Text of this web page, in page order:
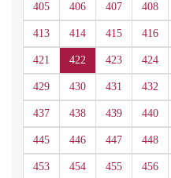
405 406 407 408
413 414 415 416
421 422 423 424
429 430 431 432
437 438 439 440
445 446 447 448
453 454 455 456